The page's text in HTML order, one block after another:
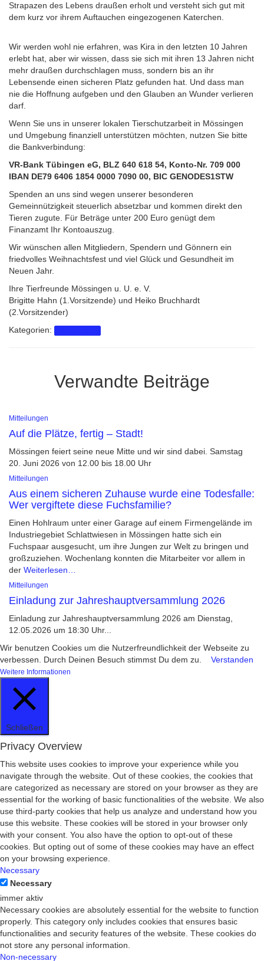
Strapazen des Lebens draußen erholt und versteht sich gut mit
dem kurz vor ihrem Auftauchen eingezogenen Katerchen.
Wir werden wohl nie erfahren, was Kira in den letzten 10 Jahren
erlebt hat, aber wir wissen, dass sie sich mit ihren 13 Jahren nicht
mehr draußen durchschlagen muss, sondern bis an ihr
Lebensende einen sicheren Platz gefunden hat. Und dass man
nie die Hoffnung aufgeben und den Glauben an Wunder verlieren
darf.
Wenn Sie uns in unserer lokalen Tierschutzarbeit in Mössingen
und Umgebung finanziell unterstützen möchten, nutzen Sie bitte
die Bankverbindung:
VR-Bank Tübingen eG, BLZ 640 618 54, Konto-Nr. 709 000
IBAN DE79 6406 1854 0000 7090 00, BIC GENODES1STW
Spenden an uns sind wegen unserer besonderen
Gemeinnützigkeit steuerlich absetzbar und kommen direkt den
Tieren zugute. Für Beträge unter 200 Euro genügt dem
Finanzamt Ihr Kontoauszug.
Wir wünschen allen Mitgliedern, Spendern und Gönnern ein
friedvolles Weihnachtsfest und viel Glück und Gesundheit im
Neuen Jahr.
Ihre Tierfreunde Mössingen u. U. e. V.
Brigitte Hahn (1.Vorsitzende) und Heiko Bruchhardt
(2.Vorsitzender)
Kategorien:
Verwandte Beiträge
Mitteilungen
Auf die Plätze, fertig – Stadt!
Mössingen feiert seine neue Mitte und wir sind dabei. Samstag
20. Juni 2026 von 12.00 bis 18.00 Uhr
Mitteilungen
Aus einem sicheren Zuhause wurde eine Todesfalle:
Wer vergiftete diese Fuchsfamilie?
Einen Hohlraum unter einer Garage auf einem Firmengelände im
Industriegebiet Schlattwiesen in Mössingen hatte sich ein
Fuchspaar ausgesucht, um ihre Jungen zur Welt zu bringen und
großzuziehen. Wochenlang konnten die Mitarbeiter vor allem in
der Weiterlesen…
Mitteilungen
Einladung zur Jahreshauptversammlung 2026
Einladung zur Jahreshauptversammlung 2026 am Dienstag,
12.05.2026 um 18:30 Uhr...
Wir benutzen Cookies um die Nutzerfreundlichkeit der Webseite zu
verbessen. Durch Deinen Besuch stimmst Du dem zu. Verstanden
Weitere Informationen
Schließen
Privacy Overview
This website uses cookies to improve your experience while you
navigate through the website. Out of these cookies, the cookies that
are categorized as necessary are stored on your browser as they are
essential for the working of basic functionalities of the website. We also
use third-party cookies that help us analyze and understand how you
use this website. These cookies will be stored in your browser only
with your consent. You also have the option to opt-out of these
cookies. But opting out of some of these cookies may have an effect
on your browsing experience.
Necessary
Necessary
immer aktiv
Necessary cookies are absolutely essential for the website to function
properly. This category only includes cookies that ensures basic
functionalities and security features of the website. These cookies do
not store any personal information.
Non-necessary